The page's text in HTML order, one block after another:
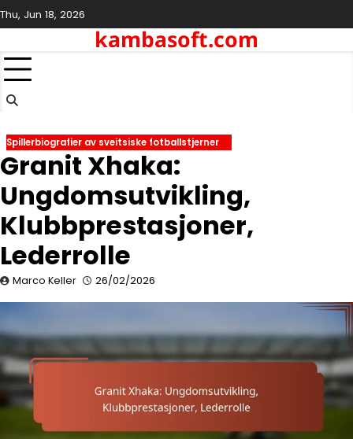
Skip
to
Thu, Jun 18, 2026
kambasoft.com
Spillerbiografier av sveitsiske fotballstjerner
Granit Xhaka:
Ungdomsutvikling,
Klubbprestasjoner,
Lederrolle
Marco Keller 26/02/2026